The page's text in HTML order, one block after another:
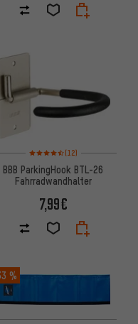
auf 20 Bewertungen
Bewertungen: 4,5 von 5
(12)
BBB ParkingHook BTL-26
Fahrradwandhalter
7,99€
%